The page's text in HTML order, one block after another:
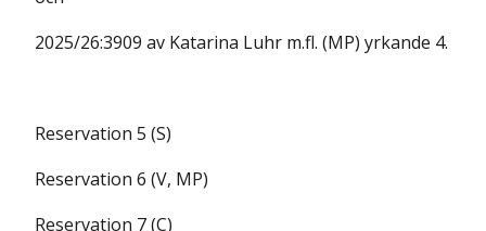
2025/26:3909 av Katarina Luhr m.fl. (MP) yrkande 4.
Reservation 5 (S)
Reservation 6 (V, MP)
Reservation 7 (C)